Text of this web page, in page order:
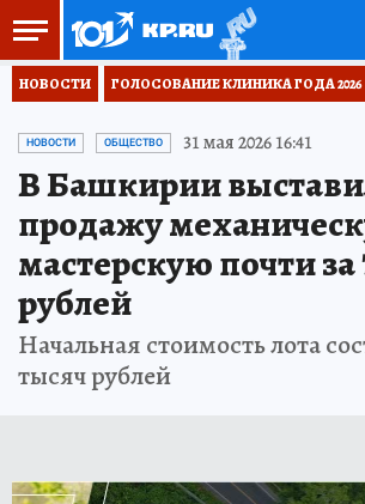
НОВОСТИ ГОЛОСОВАНИЕ КЛИНИКА ГОДА 2026
НОВОСТИ ОБЩЕСТВО 31 мая 2026 16:41
В Башкирии
продажу
мастерскую почти за
рублей
Начальная стоимость лота
тысяч рублей